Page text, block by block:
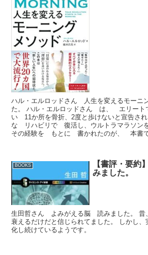
ハル・エルロッドさん 人生を変えるモーニ
た。 ハル・エルロッドさん は、 エリート
い 11か所を骨折、2度と歩けないと宣告さ
な リハビリで 復活し、ウルトラマラソン
その経験を もとに 書かれたのが、 本書で
BOOKS
【書評・要
みました。
生田哲さん よみがえる脳 読みました。 昔
衰えるだけだと信じられてました。 しかし
化し続けているようです。